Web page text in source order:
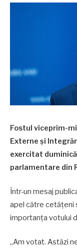
Fostul viceprim-
Externe și
exercitat
parlamentare din
Într-un mesaj
apel către cetățeni
importanța votului
„Am votat. Astăzi